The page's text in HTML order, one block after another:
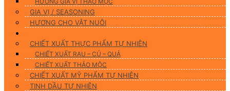
GIA VỊ / SEASONING
HƯƠNG CHO VẬT NUÔI
CHIẾT XUẤT THỰC PHẨM TỰ NHIÊN
CHIẾT XUẤT RAU – CỦ – QUẢ
CHIẾT XUẤT THẢO MỘC
CHIẾT XUẤT MỸ PHẨM TỰ NHIÊN
TINH DẦU TỰ NHIÊN